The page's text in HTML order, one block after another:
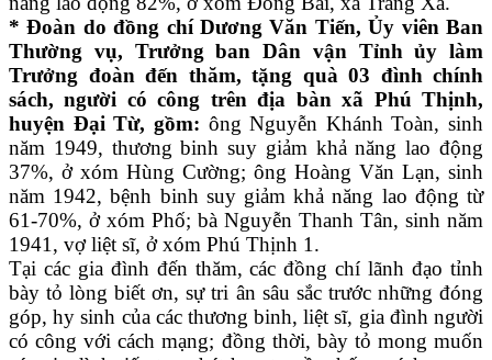
* Đoàn do đồng chí Dương Văn Tiến, Ủy viên Ban
Thường vụ, Trưởng ban Dân vận Tỉnh ủy làm
Trưởng đoàn đến thăm, tặng quà 03 đình chính
sách, người có công trên địa bàn xã Phú Thịnh,
huyện Đại Từ, gồm: ông Nguyễn Khánh Toàn, sinh
năm 1949, thương binh suy giảm khả năng lao động
37%, ở xóm Hùng Cường; ông Hoàng Văn Lạn, sinh
năm 1942, bệnh binh suy giảm khả năng lao động từ
61-70%, ở xóm Phố; bà Nguyễn Thanh Tân, sinh năm
1941, vợ liệt sĩ, ở xóm Phú Thịnh 1.
Tại các gia đình đến thăm, các đồng chí lãnh đạo tỉnh
bày tỏ lòng biết ơn, sự tri ân sâu sắc trước những đóng
góp, hy sinh của các thương binh, liệt sĩ, gia đình người
có công với cách mạng; đồng thời, bày tỏ mong muốn